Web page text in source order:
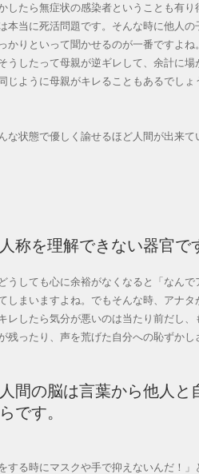
したら無症状の感染者ということも有
本当に死活問題です。そんな時に他人
かりといって聞かせるのが一番ですよ
うしたって母親が逆ギレして、余計に
じように母親がキレることもあるでし
な状態で優しく諭せるほど人間が出来
称を理解できない器官で
うしても心に余裕がなくなると「なん
しまいますよね。でもそんな時、アナ
レしたら気分が悪いのは当たり前だし
残ったり、声を荒げた自分への恥ずかし
間の脳は言葉から他人と
です。
する時にマスクや手で抑えないんだ！